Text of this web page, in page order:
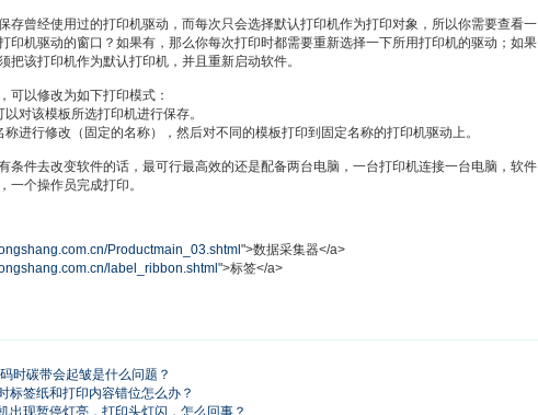
存曾经使用过的打印机驱动，而每次只会选择默认打印机作为打印对象，所以你需要查看一
印机驱动的窗口？如果有，那么你每次打印时都需要重新选择一下所用打印机的驱动；如果
把该打印机作为默认打印机，并且重新启动软件。
可以修改为如下打印模式：
对该模板所选打印机进行保存。
进行修改（固定的名称），然后对不同的模板打印到固定名称的打印机驱动上。
条件去改变软件的话，最可行最高效的还是配备两台电脑，一台打印机连接一台电脑，软件
一个操作员完成打印。
Productmain_03.shtml ">数据采集器</a>
label_ribbon.shtml ">标签</a>
时碳带会起皱是什么问题？
标签纸和打印内容错位怎么办？
出现暂停灯亮，打印头灯闪，怎么回事？